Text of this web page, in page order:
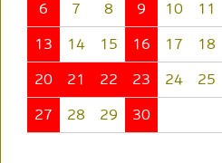
6 7 8 9 10 11
13 14 15 16 17 18
20 21 22 23 24 25
27 28 29 30